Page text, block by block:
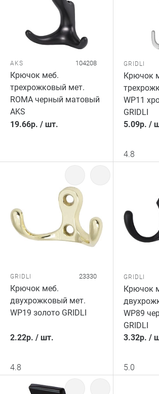
AKS 104208
Крючок меб.
трехрожковый мет.
ROMA черный матовый
AKS
19.66р. / шт.
GRIDLI
Крючок
WP11
GRIDLI
5.09р. /
4.8
GRIDLI 23330
Крючок меб.
двухрожковый мет.
WP19 золото GRIDLI
2.22р. / шт.
4.8
GRIDLI
Крючок
WP89
GRIDLI
3.32р. /
5.0